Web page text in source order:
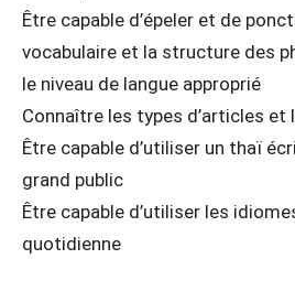
Être capable d’épeler et de
vocabulaire et la structure des
le niveau de langue approprié
Connaître les types d’articles
Être capable d’utiliser un thaï
grand public
Être capable d’utiliser les
quotidienne